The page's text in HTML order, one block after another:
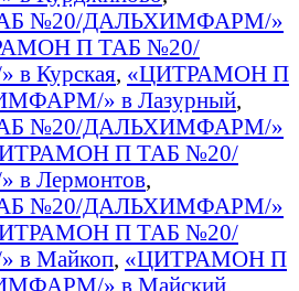
№20/ДАЛЬХИМФАРМ/»
П ТАБ №20/
Курская, «ЦИТРАМОН П
» в Лазурный,
№20/ДАЛЬХИМФАРМ/»
П ТАБ №20/
Лермонтов,
№20/ДАЛЬХИМФАРМ/»
П ТАБ №20/
Майкоп, «ЦИТРАМОН П
» в Майский,